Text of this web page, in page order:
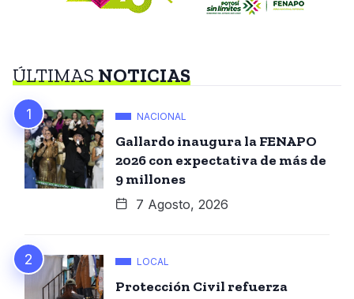
ÚLTIMASNOTICIAS
NACIONAL
Gallardo inaugura la FENAPO
2026 con expectativa de más de
9 millones
7 Agosto, 2026
LOCAL
Protección Civil refuerza